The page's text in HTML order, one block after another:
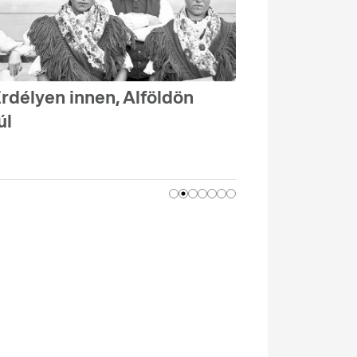
innen, Alföldön